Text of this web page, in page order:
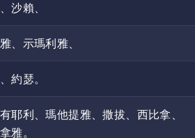
沙賴、
、示瑪利雅、
約瑟。
耶利、瑪他提雅、撒拔、西比拿、
雅。